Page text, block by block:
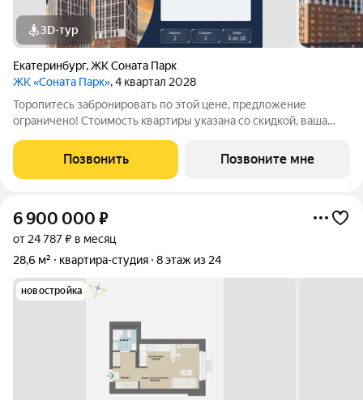
3D-тур
Екатеринбург,ЖК Соната Парк
ЖК «Соната Парк», 4 квартал 2028
Торопитесь забронировать по этой цене, предложение
ограничено! Стоимость квартиры указана со скидкой, ваша
офис продаж, мы вам все подробно расскажем.
Однокомнатная квартира-студия в ЖК
Позвонить Позвоните мне
6 900 000 ₽
от 24 787 ₽ в месяц
28,6 м²
квартира-студия 8 этаж из 24
новостройка